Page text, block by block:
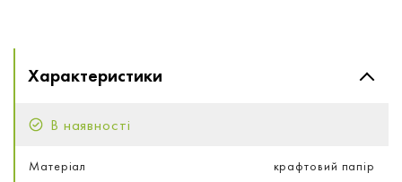
Характеристики
В наявності
Матеріал крафтовий папір